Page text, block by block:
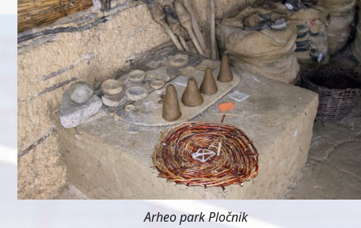
Arheo park Pločnik